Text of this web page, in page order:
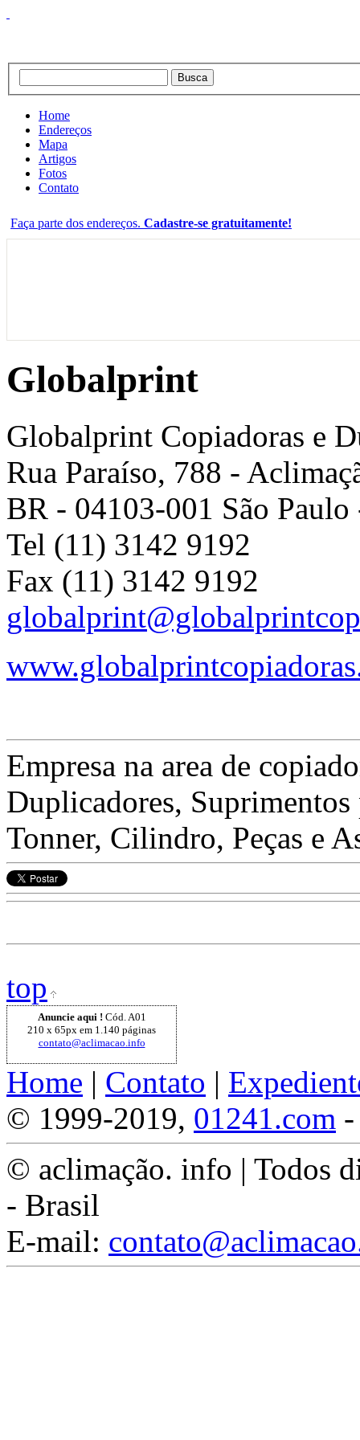
Home
Endereços
Mapa
Artigos
Fotos
Contato
Faça parte dos endereços. Cadastre-se gratuitamente!
Globalprint
Globalprint Copiadoras e
Rua Paraíso, 788 -
BR - 04103-001 São Paulo
Tel (11) 3142 9192
Fax (11) 3142 9192
Empresa na area de
Duplicadores,
Tonner, Cilindro, Peças e
top
Anuncie aqui ! Cód. A01
210 x 65px em 1.140 páginas
contato@aclimacao.info
Home | Contato |
© 1999-2019, 01241.com
© aclimação. info | Todos
- Brasil
E-mail: